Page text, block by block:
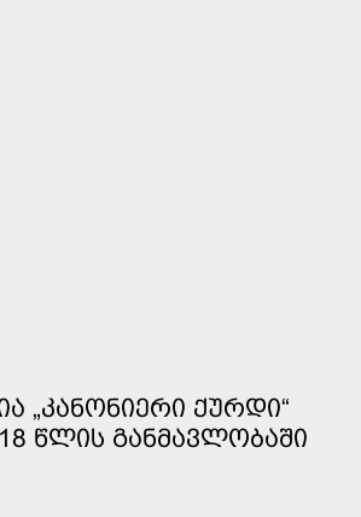
„ᲙᲐᲜᲝᲜᲘᲔᲠᲘ ᲥᲣᲠᲓᲘ“
ᲬᲚᲘᲡ ᲒᲐᲜᲛᲐᲕᲚᲝᲑᲐᲨᲘ